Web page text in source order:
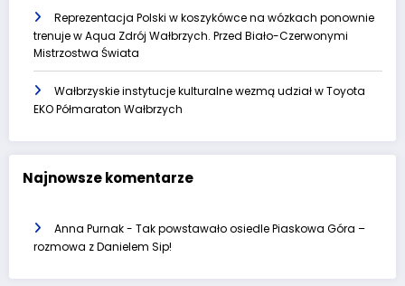
Reprezentacja Polski w koszykówce na wózkach ponownie
trenuje w Aqua Zdrój Wałbrzych. Przed Biało-Czerwonymi
Mistrzostwa Świata
Wałbrzyskie instytucje kulturalne wezmą udział w Toyota
EKO Półmaraton Wałbrzych
Najnowsze komentarze
Anna Purnak- Tak powstawało osiedle Piaskowa Góra –
rozmowa z Danielem Sip!